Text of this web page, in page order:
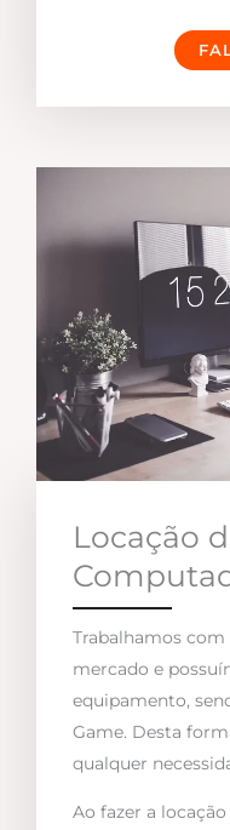
Locação
Trabalhamos
mercado e
equipamento,
Game. Desta
qualquer
Ao fazer a